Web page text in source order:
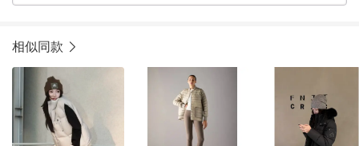
相似同款